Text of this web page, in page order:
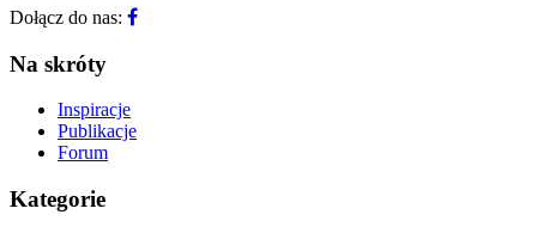
Dołącz do nas:
Na skróty
Inspiracje
Publikacje
Forum
Kategorie